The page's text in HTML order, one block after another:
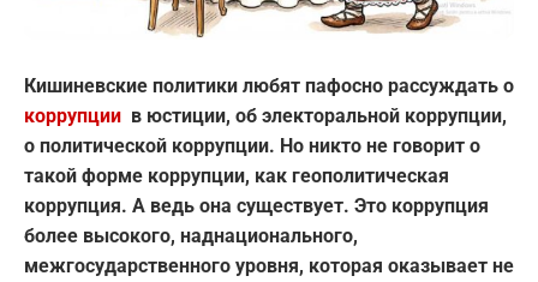
Кишиневские политики любят пафосно рассуждать о
коррупции в юстиции, об электоральной коррупции,
о политической коррупции. Но никто не говорит о
такой форме коррупции, как геополитическая
коррупция. А ведь она существует. Это коррупция
более высокого, наднационального,
межгосударственного уровня, которая оказывает не